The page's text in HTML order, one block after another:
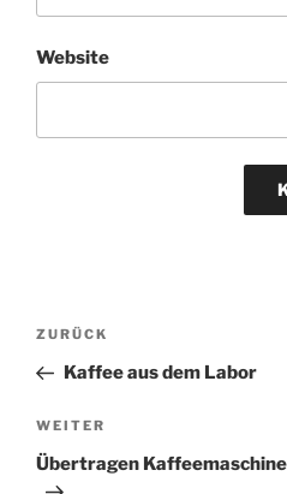
Website
e
r
a
t
Beitragsnavigation
Vorheriger
Beitrag
ZURÜCK
Kaffee aus dem Labor
Nächster
Beitrag
WEITER
Übertragen